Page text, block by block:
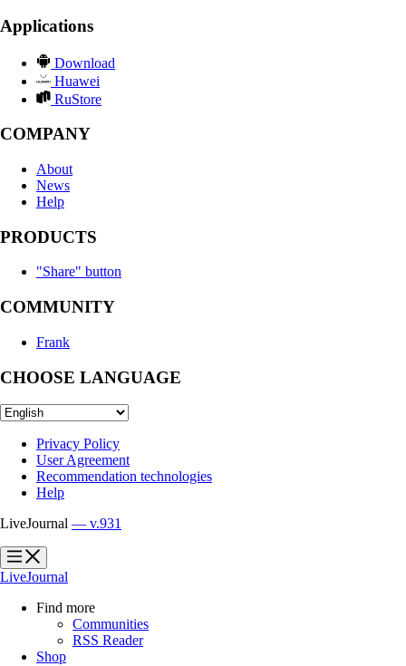
Applications
Download
Huawei
RuStore
COMPANY
About
News
Help
PRODUCTS
"Share" button
COMMUNITY
Frank
CHOOSE LANGUAGE
Privacy Policy
User Agreement
Recommendation technologies
Help
LiveJournal — v.931
?
?
LiveJournal
Find more
Communities
RSS Reader
Shop